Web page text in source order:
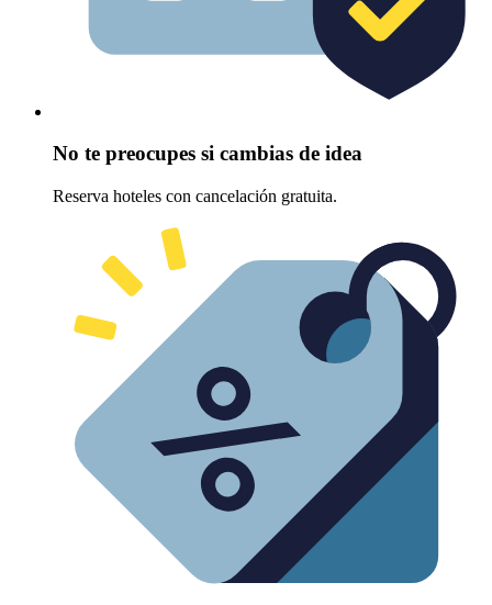
No te preocupes si cambias de idea
Reserva hoteles con cancelación gratuita.